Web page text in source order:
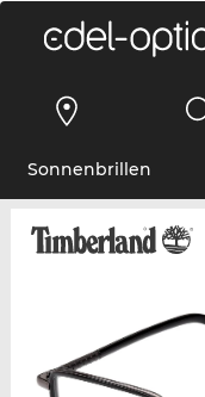
Sonnenbrillen